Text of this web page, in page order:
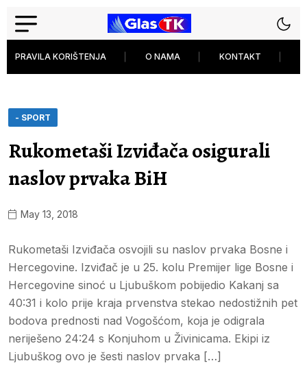
PRAVILA KORIŠTENJA O NAMA KONTAKT
- SPORT
Rukometaši Izviđača osigurali
naslov prvaka BiH
May 13, 2018
Rukometaši Izviđača osvojili su naslov prvaka Bosne i
Hercegovine. Izviđač je u 25. kolu Premijer lige Bosne i
Hercegovine sinoć u Ljubuškom pobijedio Kakanj sa
40:31 i kolo prije kraja prvenstva stekao nedostižnih pet
bodova prednosti nad Vogošćom, koja je odigrala
neriješeno 24:24 s Konjuhom u Živinicama. Ekipi iz
Ljubuškog ovo je šesti naslov prvaka […]